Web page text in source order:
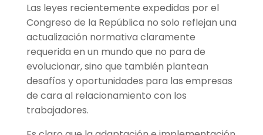
Las leyes recientemente expedidas por el
Congreso de la República no solo reflejan una
actualización normativa claramente
requerida en un mundo que no para de
evolucionar, sino que también plantean
desafíos y oportunidades para las empresas
de cara al relacionamiento con los
trabajadores.